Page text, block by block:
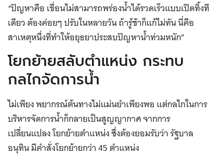
“ปัญหาคือ เขื่อนไม่สามารถพร่องน้ำได้รวดเร็วแบบเปิดทิ้งที
เดียว ต้องค่อยๆ ปรับในหลายวัน ถ้ารู้ช้าก็แก้ไม่ทัน นี่คือ
สาเหตุหนึ่งที่ทำให้อยุธยาประสบปัญหาน้ำท่วมหนัก”
โยกย้ายสลับตำแหน่ง กระทบ
กลไกจัดการน้ำ
ไม่เพียง พยากรณ์ต้นทางไม่แม่นยำเพียงพอ แต่กลไกในการ
บริหารจัดการน้ำก็กลายเป็นสูญญากาศ จากการ
เปลี่ยนแปลง โยกย้ายตำแหน่ง ซึ่งต้องยอมรับว่า รัฐบาล
อนุทิน มีคำสั่งโยกย้ายกว่า 45 ตำแหน่ง